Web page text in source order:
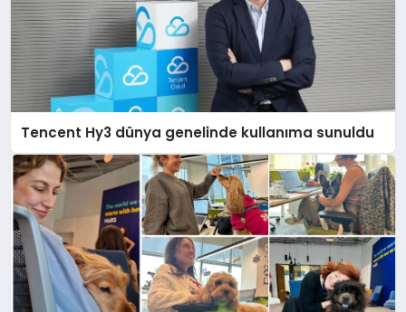
Tencent Hy3 dünya genelinde kullanıma sunuldu